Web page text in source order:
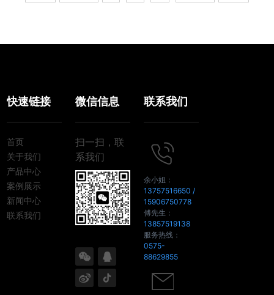
快速链接
首页
关于我们
产品中心
案例展示
新闻中心
联系我们
微信信息
扫一扫，联
系我们
联系我们
余小姐：
13757516650 /
15906750778
傅先生：
13857519138
服务热线：
0575-
88629855